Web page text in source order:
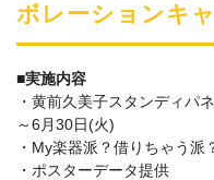
ボレーションキ
■実施内容
・黄前久美子スタンディ
～6月30日(火)
・My楽器派？借りちゃう派
・ポスターデータ提供